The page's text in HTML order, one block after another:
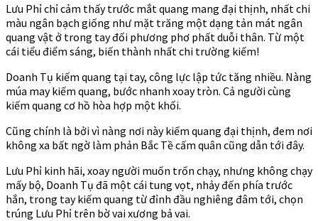
Lưu Phỉ chỉ cảm thấy trước mắt quang mang đại thịnh, nhất chi
màu ngân bạch giống như mặt trăng một dạng tản mát ngân
quang vật ở trong tay đối phương phơ phất duỗi thân. Từ một
cái tiểu điểm sáng, biến thành nhất chi trường kiếm!
Doanh Tụ kiếm quang tại tay, công lực lập tức tăng nhiều. Nàng
múa may kiếm quang, bước nhanh xoay tròn. Cả người cùng
kiếm quang cơ hồ hòa hợp một khối.
Cũng chính là bởi vì nàng nơi này kiếm quang đại thịnh, đem nơi
không xa bất ngờ làm phản Bắc Tề cấm quân cũng dẫn tới đây.
Lưu Phỉ kinh hãi, xoay người muốn trốn chạy, nhưng không chạy
mấy bộ, Doanh Tụ đã một cái tung vọt, nhảy đến phía trước
hắn, trong tay kiếm quang từ đỉnh đầu nghiêng đâm tới, chọn
trúng Lưu Phỉ trên bờ vai xương bả vai.